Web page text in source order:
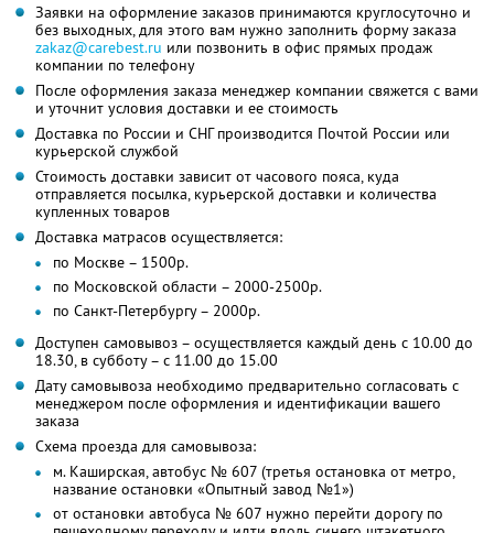
Заявки на оформление заказов принимаются круглосуточно и
без выходных, для этого вам нужно заполнить форму заказа
zakaz@carebest.ru или позвонить в офис прямых продаж
компании по телефону
После оформления заказа менеджер компании свяжется с вами
и уточнит условия доставки и ее стоимость
Доставка по России и СНГ производится Почтой России или
курьерской службой
Стоимость доставки зависит от часового пояса, куда
отправляется посылка, курьерской доставки и количества
купленных товаров
Доставка матрасов осуществляется:
по Москве – 1500р.
по Московской области – 2000-2500р.
по Санкт-Петербургу – 2000р.
Доступен самовывоз – осуществляется каждый день с 10.00 до
18.30, в субботу – с 11.00 до 15.00
Дату самовывоза необходимо предварительно согласовать с
менеджером после оформления и идентификации вашего
заказа
Схема проезда для самовывоза:
м. Каширская, автобус № 607 (третья остановка от метро,
название остановки «Опытный завод №1»)
от остановки автобуса № 607 нужно перейти дорогу по